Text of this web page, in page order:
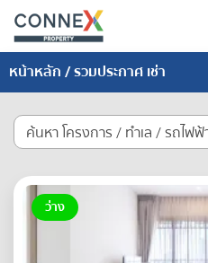
หน้าหลัก/ รวมประกาศ เช่า
ค้นหา โครงการ / ทำเล / รถไฟฟ้
ว่าง